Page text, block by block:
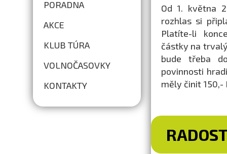
PORADNA
AKCE
KLUB TÚRA
VOLNOČASOVKY
KONTAKTY
Od 1. května
rozhlas si
Platíte-li
částky na
bude třeba
povinnosti
měly činit 150,-